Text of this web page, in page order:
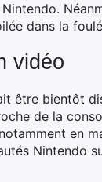
dans la
vidéo
être bientôt
de la
en
Nintendo